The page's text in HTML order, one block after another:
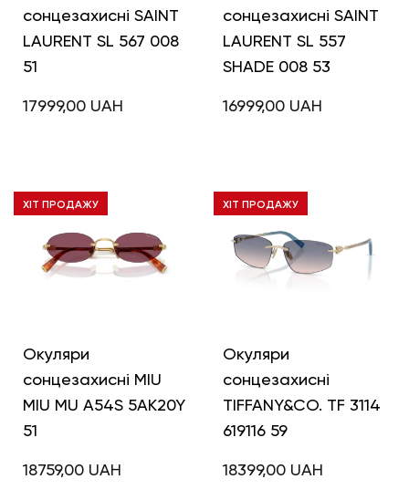
сонцезахисні SAINT
LAURENT SL 567 008
51
17999,00 UAH
сонцезахисні SAINT
LAURENT SL 557
SHADE 008 53
16999,00 UAH
ХІТ ПРОДАЖУ
Окуляри
сонцезахисні MIU
MIU MU A54S 5AK20Y
51
18759,00 UAH
ХІТ ПРОДАЖУ
Окуляри
сонцезахисні
TIFFANY&CO. TF 3114
619116 59
18399,00 UAH